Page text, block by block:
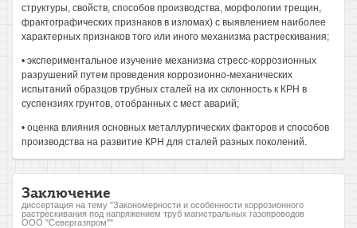
структуры, свойств, способов производства, морфологии трещин,
фрактографических признаков в изломах) с выявлением наиболее
характерных признаков того или иного механизма растрескивания;
• экспериментальное изучение механизма стресс-коррозионных
разрушений путем проведения коррозионно-механических
испытаний образцов трубных сталей на их склонность к КРН в
суспензиях грунтов, отобранных с мест аварий;
• оценка влияния основных металлургических факторов и способов
производства на развитие КРН для сталей разных поколений.
Заключение
диссертация на тему "Закономерности и особенности коррозионного
растрескивания под напряжением труб магистральных газопроводов
ООО "Севергазпром""